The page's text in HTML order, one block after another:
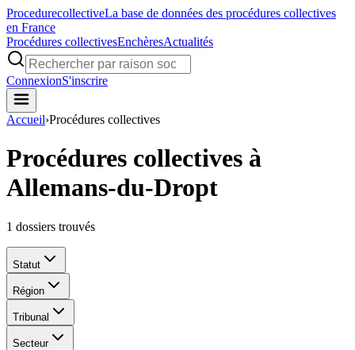
ProcedurecollectiveLa base de données des procédures collectives
en France
Procédures collectivesEnchèresActualités
ConnexionS'inscrire
Accueil›Procédures collectives
Procédures collectives à
Allemans-du-Dropt
1 dossiers trouvés
Statut
Région
Tribunal
Secteur